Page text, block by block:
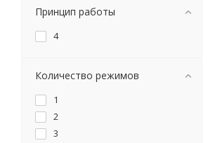
Принцип работы
4
Количество режимов
1
2
3